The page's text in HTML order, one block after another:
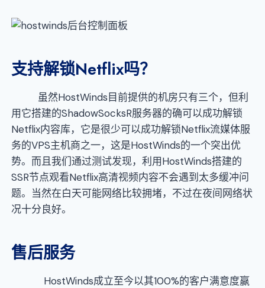
支持解锁Netflix吗？
虽然HostWinds目前提供的机房只有三个，但利
用它搭建的ShadowSocksR服务器的确可以成功解锁
Netflix内容库，它是很少可以成功解锁Netflix流媒体服
务的VPS主机商之一，这是HostWinds的一个突出优
势。而且我们通过测试发现，利用HostWinds搭建的
SSR节点观看Netflix高清视频内容不会遇到太多缓冲问
题。当然在白天可能网络比较拥堵，不过在夜间网络状
况十分良好。
售后服务
HostWinds成立至今以其100%的客户满意度赢